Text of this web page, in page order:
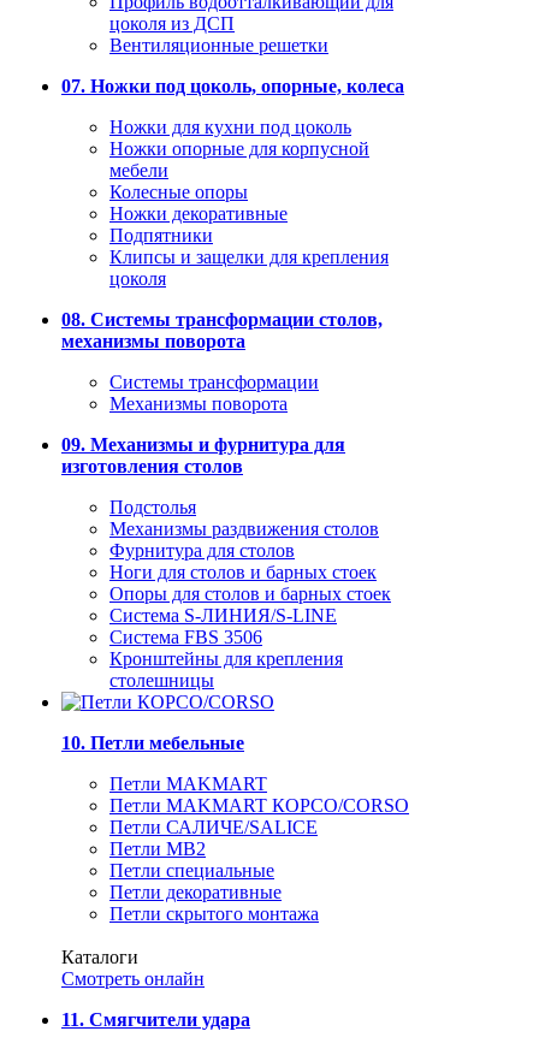
цоколя из ДСП
Вентиляционные решетки
07. Ножки под цоколь, опорные, колеса
Ножки для кухни под цоколь
Ножки опорные для корпусной
мебели
Колесные опоры
Ножки декоративные
Подпятники
Клипсы и защелки для крепления
цоколя
08. Системы трансформации столов,
механизмы поворота
Системы трансформации
Механизмы поворота
09. Механизмы и фурнитура для
изготовления столов
Подстолья
Механизмы раздвижения столов
Фурнитура для столов
Ноги для столов и барных стоек
Опоры для столов и барных стоек
Система S-ЛИНИЯ/S-LINE
Система FBS 3506
Кронштейны для крепления
столешницы
10. Петли мебельные
Петли MAKMART
Петли MAKMART КОРСО/CORSO
Петли САЛИЧЕ/SALICE
Петли MB2
Петли специальные
Петли декоративные
Петли скрытого монтажа
Каталоги
Смотреть онлайн
11. Смягчители удара